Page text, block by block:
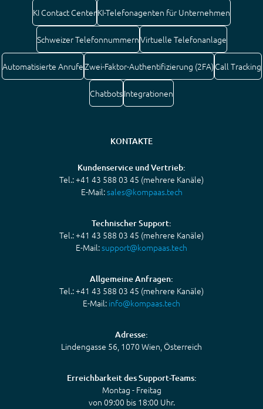
KI Contact CenterKI-Telefonagenten für Unternehmen
Schweizer TelefonnummernVirtuelle Telefonanlage
Automatisierte AnrufeZwei-Faktor-Authentifizierung (2FA)Call Tracking
ChatbotsIntegrationen
KONTAKTE
Kundenservice und Vertrieb:
Tel.: +41 43 588 03 45 (mehrere Kanäle)
E-Mail:sales@kompaas.tech
Technischer Support:
Tel.: +41 43 588 03 45 (mehrere Kanäle)
E-Mail:support@kompaas.tech
Allgemeine Anfragen:
Tel.: +41 43 588 03 45 (mehrere Kanäle)
E-Mail: info@kompaas.tech
Adresse:
Lindengasse 56, 1070 Wien, Österreich
Erreichbarkeit des Support-Teams:
Montag - Freitag
von 09:00 bis 18:00 Uhr.